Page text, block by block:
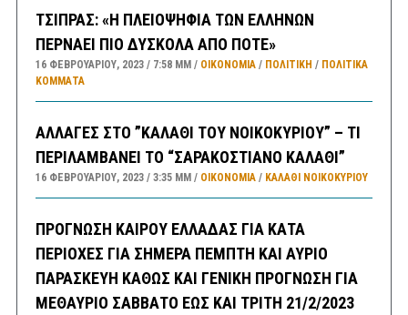
ΤΣΙΠΡΑΣ: «Η ΠΛΕΙΟΨΗΦΙΑ ΤΩΝ ΕΛΛΗΝΩΝ
ΠΕΡΝΑΕΙ ΠΙΟ ΔΥΣΚΟΛΑ ΑΠΟ ΠΟΤΕ»
16 ΦΕΒΡΟΥΑΡΊΟΥ, 2023 7:58 ΜΜ ΟΙΚΟΝΟΜΙΑ/ ΠΟΛΙΤΙΚΗ / ΠΟΛΙΤΙΚΆ
ΚΌΜΜΑΤΑ
ΑΛΛΑΓΕΣ ΣΤΟ ”ΚΑΛΑΘΙ ΤΟΥ ΝΟΙΚΟΚΥΡΙΟΥ” – ΤΙ
ΠΕΡΙΛΑΜΒΑΝΕΙ ΤΟ “ΣΑΡΑΚΟΣΤΙΑΝΟ ΚΑΛΑΘΙ”
16 ΦΕΒΡΟΥΑΡΊΟΥ, 2023 3:35 ΜΜ ΟΙΚΟΝΟΜΙΑ/ ΚΑΛΑΘΙ ΝΟΙΚΟΚΥΡΙΟΥ
ΠΡΟΓΝΩΣΗ ΚΑΙΡΟΥ ΕΛΛΑΔΑΣ ΓΙΑ ΚΑΤΑ
ΠΕΡΙΟΧΕΣ ΓΙΑ ΣΗΜΕΡΑ ΠΕΜΠΤΗ ΚΑΙ ΑΥΡΙΟ
ΠΑΡΑΣΚΕΥΗ ΚΑΘΩΣ ΚΑΙ ΓΕΝΙΚΗ ΠΡΟΓΝΩΣΗ ΓΙΑ
ΜΕΘΑΥΡΙΟ ΣΑΒΒΑΤΟ ΕΩΣ ΚΑΙ ΤΡΙΤΗ 21/2/2023